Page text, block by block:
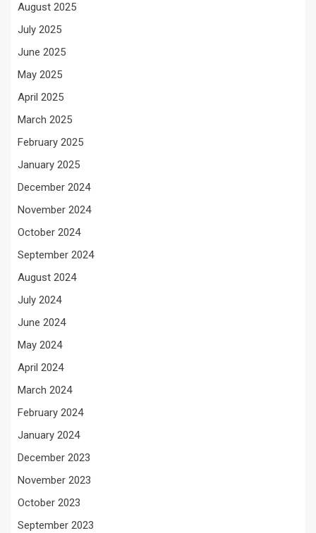
August 2025
July 2025
June 2025
May 2025
April 2025
March 2025
February 2025
January 2025
December 2024
November 2024
October 2024
September 2024
August 2024
July 2024
June 2024
May 2024
April 2024
March 2024
February 2024
January 2024
December 2023
November 2023
October 2023
September 2023